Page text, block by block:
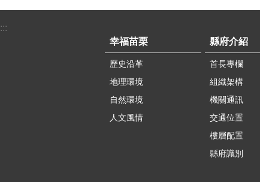
:::
幸福苗栗
歷史沿革
地理環境
自然環境
人文風情
縣府介紹
首長專欄
組織架構
機關通訊
交通位置
樓層配置
縣府識別